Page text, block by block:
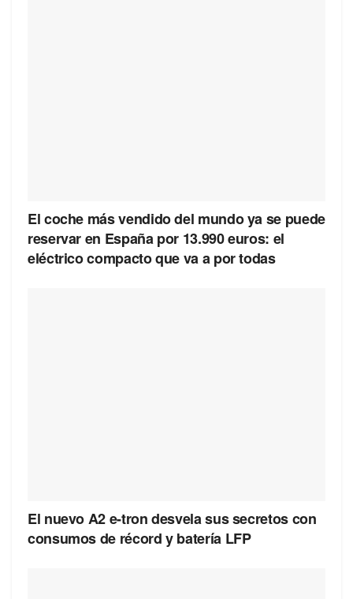
El coche más vendido del mundo ya se puede
reservar en España por 13.990 euros: el
eléctrico compacto que va a por todas
El nuevo A2 e-tron desvela sus secretos con
consumos de récord y batería LFP